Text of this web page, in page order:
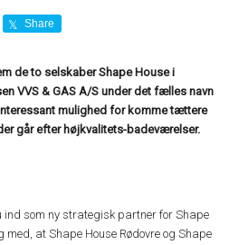
Share
de to selskaber Shape House i
VVS & GAS A/S under det fælles navn
mulighed for komme tættere
går efter højkvalitets-badeværelser.
ind som ny strategisk partner for Shape
med, at Shape House Rødovre og Shape